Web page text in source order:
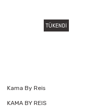
TÜKENDİ
Kama By Reis
KAMA BY REIS